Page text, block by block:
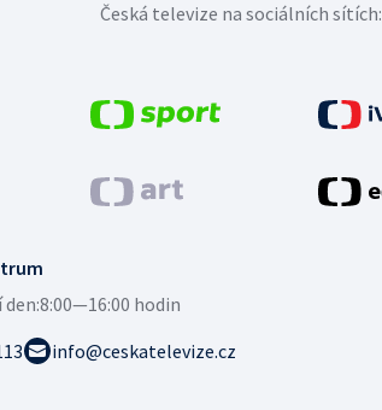
den:8:00—16:00 hodin
info@ceskatelevize.cz
Česká televize na sociálních sítích: